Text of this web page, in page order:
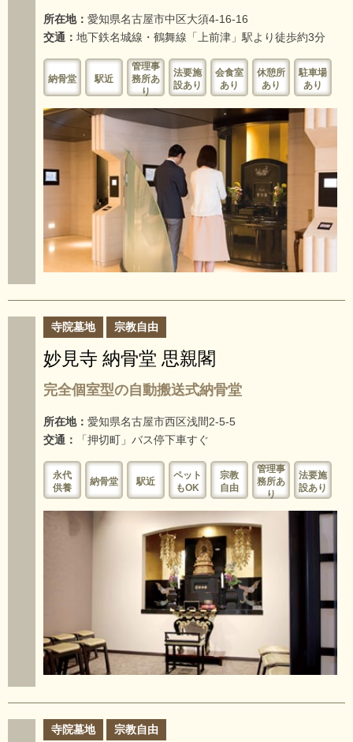
所在地： 愛知県名古屋市中区大須4-16-16
交通： 地下鉄名城線・鶴舞線「上前津」駅より徒歩約3分
納骨堂 駅近
管理事
務所あ
り
法要施
設あり
会食室
あり
休憩所
あり
駐車場
あり
寺院墓地 宗教自由
妙見寺 納骨堂 思親閣
完全個室型の自動搬送式納骨堂
所在地： 愛知県名古屋市西区浅間2-5-5
交通：
「押切町」バス停下車すぐ
永代
供養
納骨堂 駅近
ペット
もOK
宗教
自由
管理事
務所あ
り
法要施
設あり
寺院墓地 宗教自由